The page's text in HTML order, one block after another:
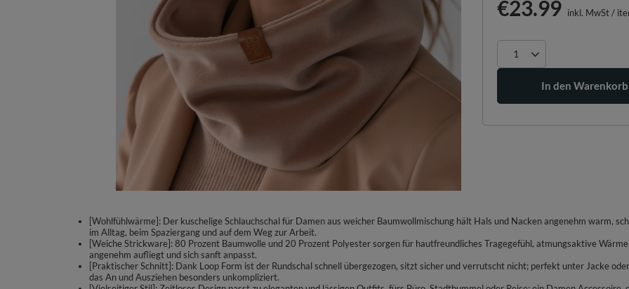
€23.99 inkl. MwSt/
In den Warenkorb
[Wohlfühlwärme]: Der kuschelige Schlauchschal für Damen aus weicher Baumwollmischung hält Hals und Nacken angenehm warm,
im Alltag, beim Spaziergang und auf dem Weg zur Arbeit.
[Weiche Strickware]: 80 Prozent Baumwolle und 20 Prozent Polyester sorgen für hautfreundliches Tragegefühl, atmungsaktive
angenehm aufliegt und sich sanft anpasst.
[Praktischer Schnitt]: Dank Loop Form ist der Rundschal schnell übergezogen, sitzt sicher und verrutscht nicht; perfekt unter Jacke
das An und Ausziehen besonders unkompliziert.